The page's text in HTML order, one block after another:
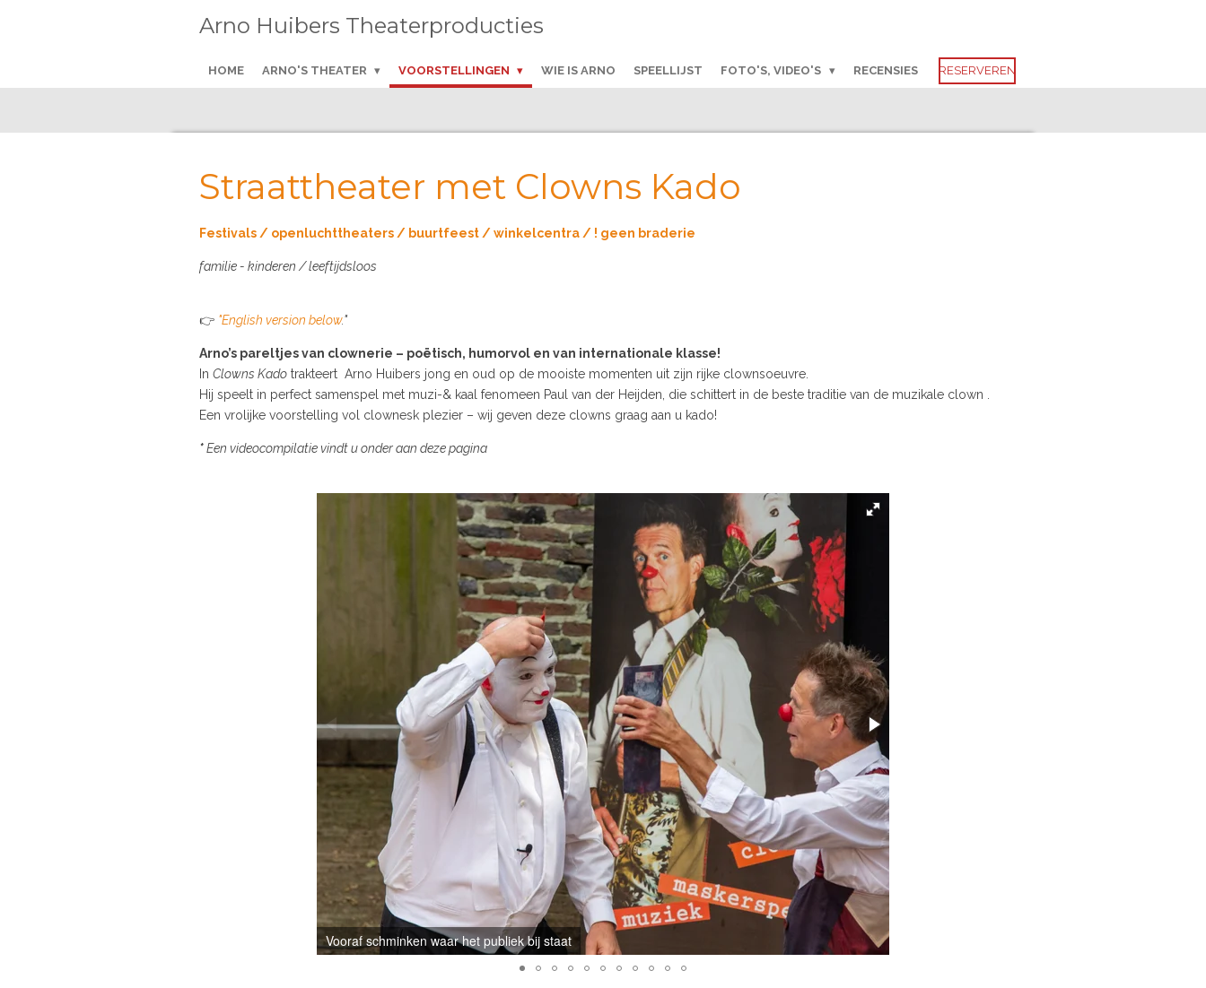
Arno Huibers Theaterproducties
HOME ARNO'S THEATER VOORSTELLINGEN WIE IS ARNO SPEELLIJST FOTO'S, VIDEO'S RECENSIES RESERVEREN
Straattheater met Clowns Kado
Festivals / openluchttheaters / buurtfeest / winkelcentra / ! geen braderie
familie - kinderen / leeftijdsloos
👉 "English version below."
Arno’s pareltjes van clownerie – poëtisch, humorvol en van internationale klasse!
In Clowns Kado trakteert Arno Huibers jong en oud op de mooiste momenten uit zijn rijke clownsoeuvre.
Hij speelt in perfect samenspel met muzi-& kaal fenomeen Paul van der Heijden, die schittert in de beste traditie van de muzikale clown .
Een vrolijke voorstelling vol clownesk plezier – wij geven deze clowns graag aan u kado!
*Een videocompilatie vindt u onder aan deze pagina
Vooraf schminken waar het publiek bij staat